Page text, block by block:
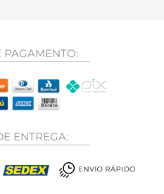
PAGAMENTO:
ENTREGA: